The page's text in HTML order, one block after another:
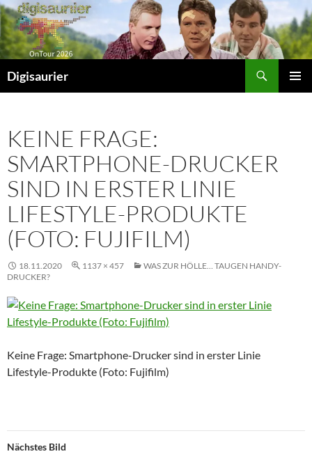
Zum
Inhalt
springen
Digisaurier
KEINE FRAGE:
SMARTPHONE-DRUCKER
SIND IN ERSTER LINIE
LIFESTYLE-PRODUKTE
(FOTO: FUJIFILM)
18.11.2020 1137 × 457
WAS ZUR HÖLLE… TAUGEN HANDY-
DRUCKER?
Keine Frage: Smartphone-Drucker sind in erster Linie
Lifestyle-Produkte (Foto: Fujifilm)
Nächstes Bild